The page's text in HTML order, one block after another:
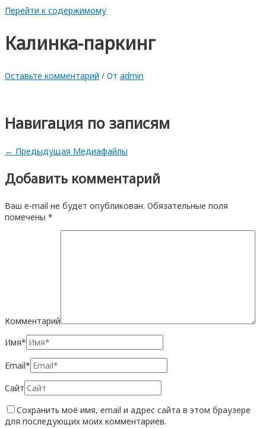
Перейти к содержимому
Калинка-паркинг
Оставьте комментарий / От admin
Навигация по записям
← Предыдущая Медиафайлы
Добавить комментарий
Ваш e-mail не будет опубликован. Обязательные поля
помечены *
Комментарий
Имя*
Email*
Сайт
Сохранить моё имя, email и адрес сайта в этом браузере
для последующих моих комментариев.